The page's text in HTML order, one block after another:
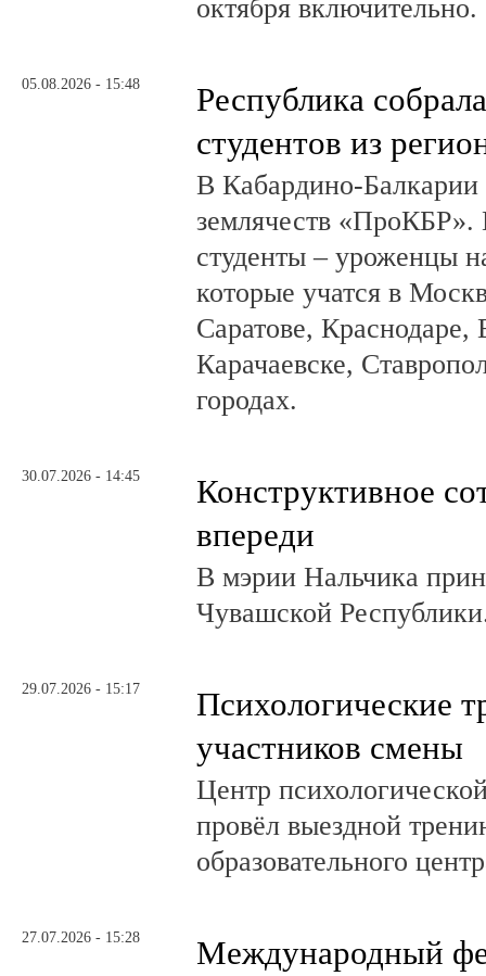
октября включительно.
05.08.2026 - 15:48
Республика
студентов из
В Кабардино-
землячеств «ПроКБР».
студенты – уроженцы
которые учатся в
Саратове, Краснодаре,
Карачаевске,
городах.
30.07.2026 - 14:45
Конструктивное
впереди
В мэрии Нальчика
Чувашской
29.07.2026 - 15:17
Психологические
участников смены
Центр
провёл выездной
образовательного
27.07.2026 - 15:28
Международный